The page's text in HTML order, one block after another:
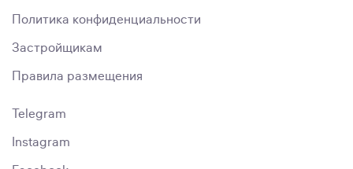
Политика конфиденциальности
Застройщикам
Правила размещения
Telegram
Instagram